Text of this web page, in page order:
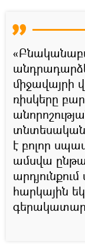
միջավայրի
ռիսկերը
տնտեսական
է բոլոր
ամսվա
հարկային